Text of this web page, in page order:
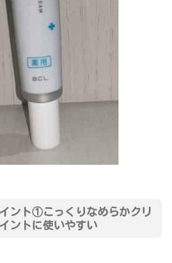
ント①こっくりなめらかクリ
ントに使いやすい